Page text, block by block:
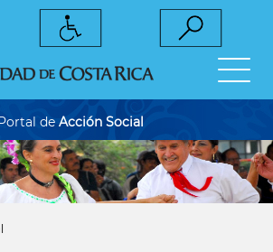
de Acción Social